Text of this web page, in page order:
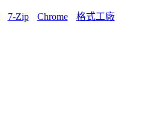
7-Zip Chrome 格式工廠